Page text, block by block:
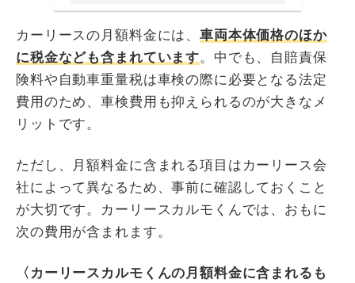
カーリースの月額料金には、車両本体価格のほか
に税金なども含まれています。中でも、自賠責保
険料や自動車重量税は車検の際に必要となる法定
費用のため、車検費用も抑えられるのが大きなメ
リットです。
ただし、月額料金に含まれる項目はカーリース会
社によって異なるため、事前に確認しておくこと
が大切です。カーリースカルモくんでは、おもに
次の費用が含まれます。
〈カーリースカルモくんの月額料金に含まれるも